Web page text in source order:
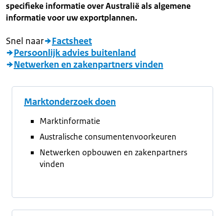
specifieke informatie over Australië als algemene
informatie voor uw exportplannen.
Snel naar
Factsheet
Persoonlijk advies buitenland
Netwerken en zakenpartners vinden
Marktonderzoek doen
Marktinformatie
Australische consumentenvoorkeuren
Netwerken opbouwen en zakenpartners
vinden